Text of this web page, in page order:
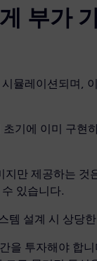
부가
뮬레이션되며,
기에 이미 구현
만 제공하는 것
있습니다.
템 설계 시 상당
을 투자해야 합